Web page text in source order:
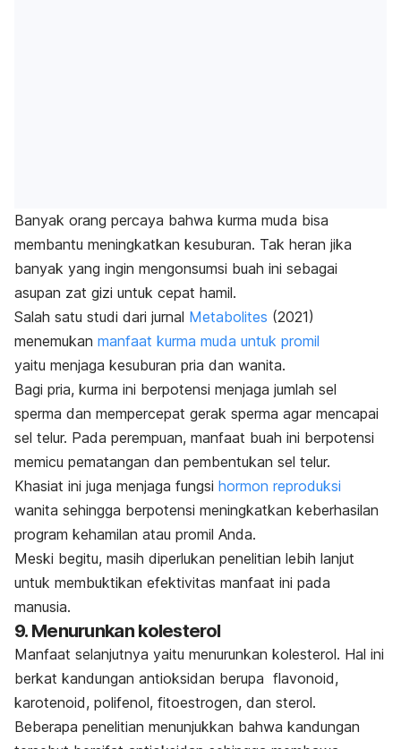
Banyak orang percaya bahwa kurma muda bisa
membantu meningkatkan kesuburan. Tak heran jika
banyak yang ingin mengonsumsi buah ini sebagai
asupan zat gizi untuk cepat hamil.
Salah satu studi dari jurnal Metabolites (2021)
menemukan manfaat kurma muda untuk promil
yaitu menjaga kesuburan pria dan wanita.
Bagi pria, kurma ini berpotensi menjaga jumlah sel
sperma dan mempercepat gerak sperma agar mencapai
sel telur. Pada perempuan, manfaat buah ini berpotensi
memicu pematangan dan pembentukan sel telur.
Khasiat ini juga menjaga fungsi hormon reproduksi
wanita sehingga berpotensi meningkatkan keberhasilan
program kehamilan atau promil Anda.
Meski begitu, masih diperlukan penelitian lebih lanjut
untuk membuktikan efektivitas manfaat ini pada
manusia.
9. Menurunkan kolesterol
Manfaat selanjutnya yaitu menurunkan kolesterol. Hal ini
berkat kandungan antioksidan berupa flavonoid,
karotenoid, polifenol, fitoestrogen, dan sterol.
Beberapa penelitian menunjukkan bahwa kandungan